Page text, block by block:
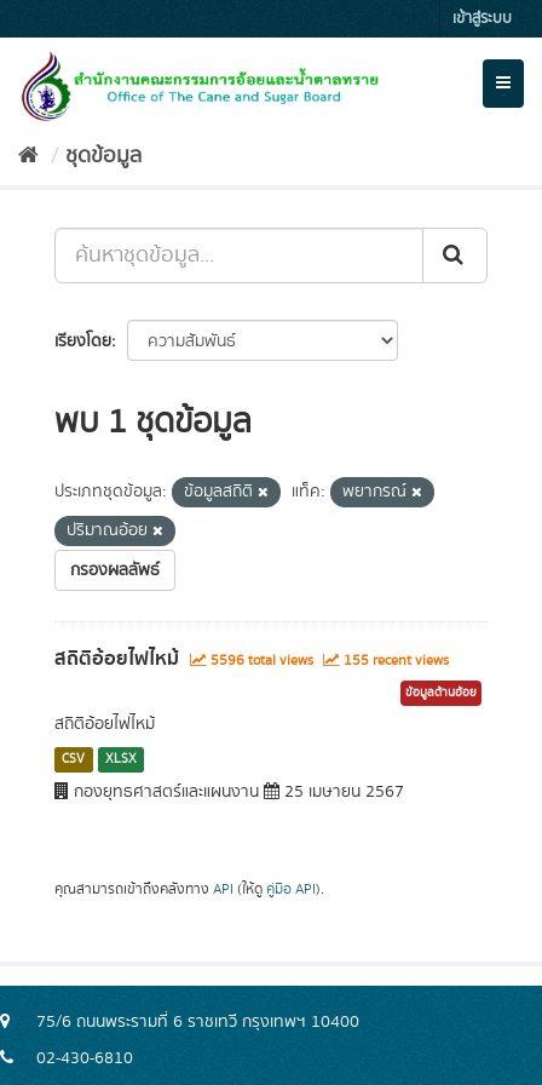
to
content
เข้าสู่ระบบ
ชุดข้อมูล
เรียงโดย
พบ 1 ชุดข้อมูล
ประเภทชุดข้อมูล: ข้อมูลสถิติ แท็ค:
พยากรณ์
ปริมาณอ้อย
กรองผลลัพธ์
สถิติอ้อยไฟไหม้ 5596 total views 155 recent views
ข้อมูลด้านอ้อย
สถิติอ้อยไฟไหม้
CSV XLSX
กองยุทธศาสตร์และแผนงาน 25 เมษายน 2567
คุณสามารถเข้าถึงคลังทาง API (ให้ดู คู่มือ API).
75/6 ถนนพระรามที่ 6 ราชเทวี กรุงเทพฯ 10400
02-430-6810